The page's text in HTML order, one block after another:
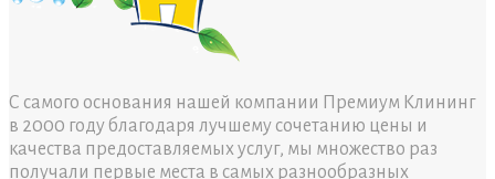
С самого основания нашей компании Премиум Клининг
в 2000 году благодаря лучшему сочетанию цены и
качества предоставляемых услуг, мы множество раз
получали первые места в самых разнообразных